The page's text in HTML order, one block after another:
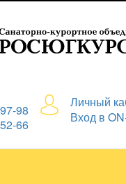
98
66
Личный
Вход в